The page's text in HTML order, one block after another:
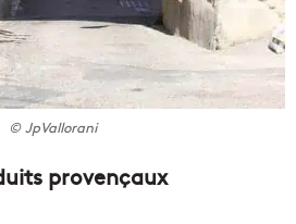
© JpVallorani
provençaux